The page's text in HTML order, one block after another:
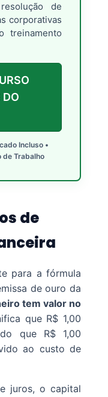
de
corporativas
treinamento
DO
Incluso •
de Trabalho
de
para a fórmula
de ouro da
tem valor no
que R$ 1,00
que R$ 1,00
ao custo de
juros, o capital